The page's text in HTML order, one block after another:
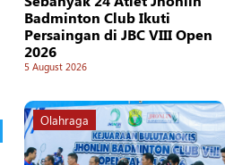
Badminton Club Ikuti
Persaingan di JBC VIII Open
2026
5 August 2026
Olahraga